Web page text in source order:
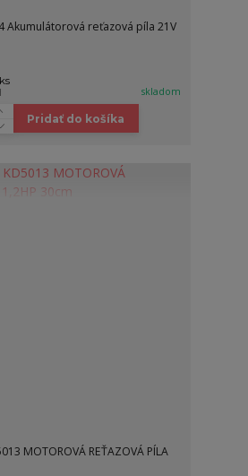
Akumulátorová reťazová píla 21V
ks
skladom
Pridať do košíka
MOTOROVÁ REŤAZOVÁ PÍLA